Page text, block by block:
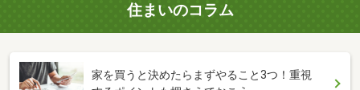
住まいのコラム
家を買うと決めたらまずやること3つ！重視